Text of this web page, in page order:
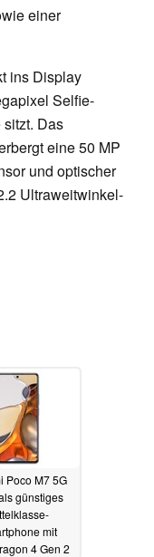
einer
ins Display
Selfie-
Das
eine 50 MP
und optischer
Ultraweitwinkel-
Poco M7 5G
günstiges
mit
4 Gen 2